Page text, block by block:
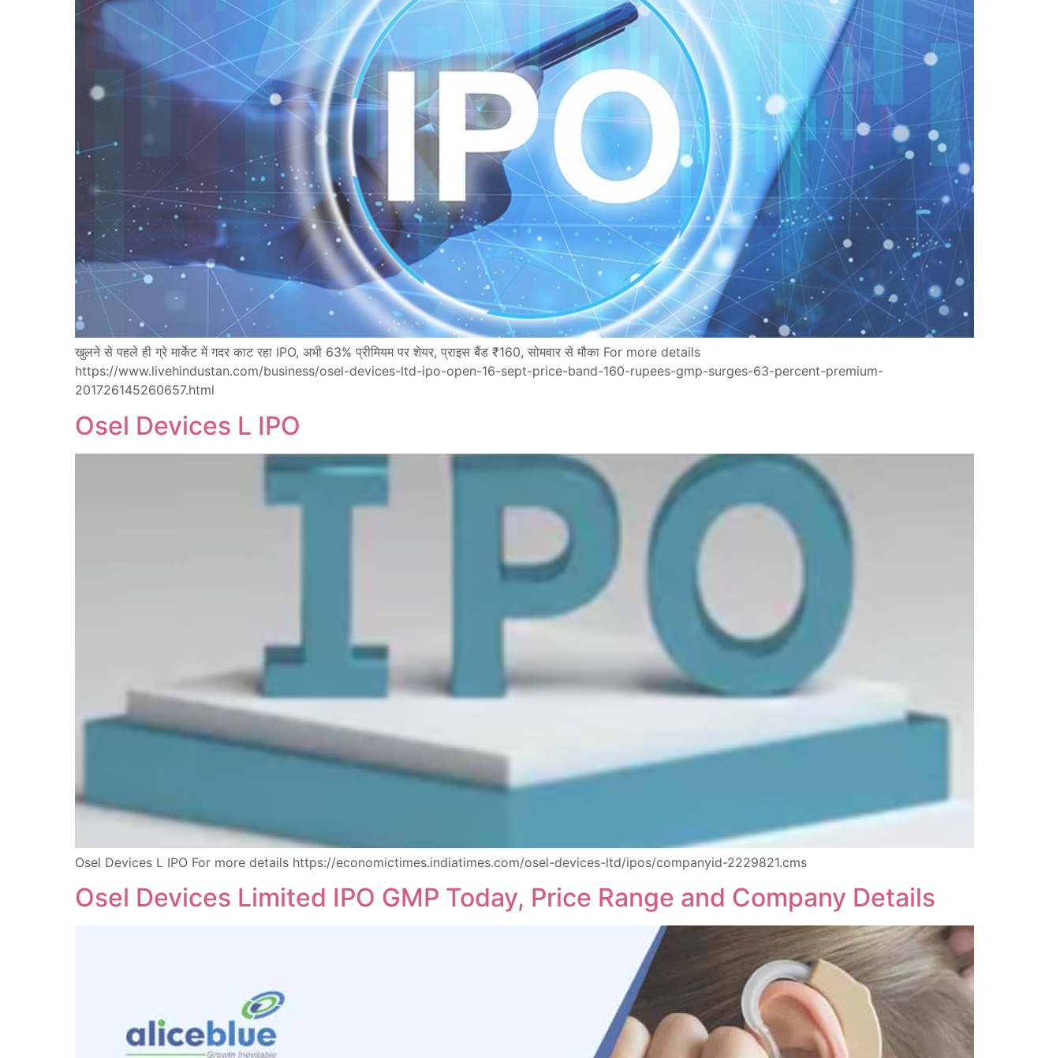
खुलने से पहले ही ग्रे मार्केट में गदर काट रहा IPO, अभी 63% प्रीमियम पर शेयर, प्राइस बैंड ₹160, सोमवार से मौका For more details
https://www.livehindustan.com/business/osel-devices-ltd-ipo-open-16-sept-price-band-160-rupees-gmp-surges-63-percent-premium-
201726145260657.html
Osel Devices L IPO
Osel Devices L IPO For more details https://economictimes.indiatimes.com/osel-devices-ltd/ipos/companyid-2229821.cms
Osel Devices Limited IPO GMP Today, Price Range and Company Details